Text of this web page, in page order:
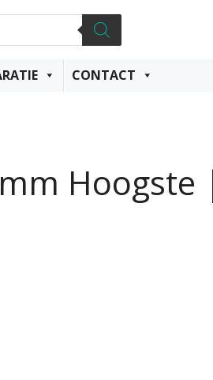
CONTACT